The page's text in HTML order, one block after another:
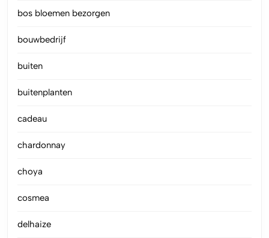
bos bloemen bezorgen
bouwbedrijf
buiten
buitenplanten
cadeau
chardonnay
choya
cosmea
delhaize